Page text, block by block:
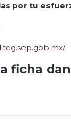
por tu
ficha